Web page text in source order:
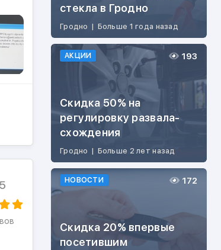
стекла в Гродно
Гродно | Больше 1 года назад
АКЦИИ
Скидка 50% на
регулировку развала-
схождения
Гродно | Больше 2 лет назад
193
НОВОСТИ
Скидка 20% впервые
посетившим
172